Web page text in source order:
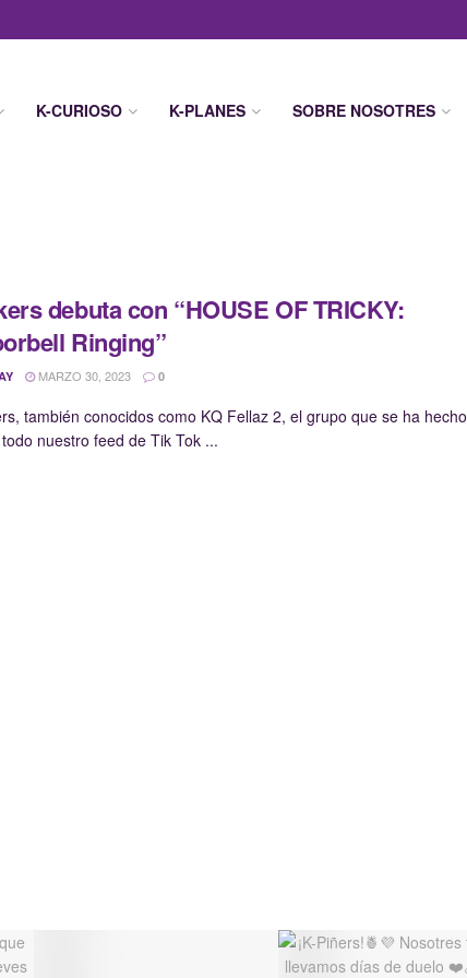
K-CURIOSO K-PLANES SOBRE NOSOTRES
debuta con “HOUSE OF TRICKY:
Ringing”
MARZO 30, 2023 0
también conocidos como KQ Fellaz 2, el grupo que se ha hecho
nuestro feed de Tik Tok ...